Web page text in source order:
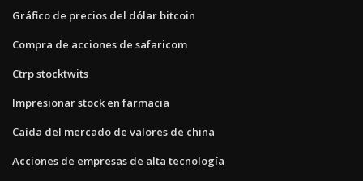
Gráfico de precios del dólar bitcoin
Compra de acciones de safaricom
Ctrp stocktwits
Impresionar stock en farmacia
Caída del mercado de valores de china
Acciones de empresas de alta tecnología